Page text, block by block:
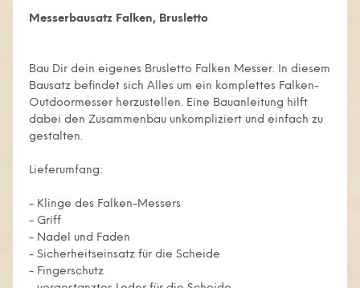
Messerbausatz Falken, Brusletto
Bau Dir dein eigenes Brusletto Falken Messer. In diesem
Bausatz befindet sich Alles um ein komplettes Falken-
Outdoormesser herzustellen. Eine Bauanleitung hilft
dabei den Zusammenbau unkompliziert und einfach zu
gestalten.
Lieferumfang:
- Klinge des Falken-Messers
- Griff
- Nadel und Faden
- Sicherheitseinsatz für die Scheide
- Fingerschutz